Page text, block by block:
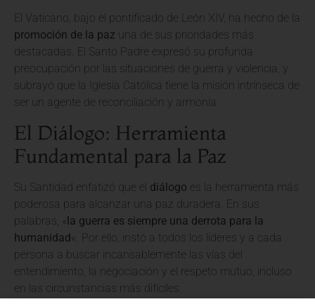
El Vaticano, bajo el pontificado de León XIV, ha hecho de la
promoción de la paz una de sus prioridades más
destacadas. El Santo Padre expresó su profunda
preocupación por las situaciones de guerra y violencia, y
subrayó que la Iglesia Católica tiene la misión intrínseca de
ser un agente de reconciliación y armonía.
El Diálogo: Herramienta
Fundamental para la Paz
Su Santidad enfatizó que el diálogo es la herramienta más
poderosa para alcanzar una paz duradera. En sus
palabras, « la guerra es siempre una derrota para la
humanidad«. Por ello, instó a todos los líderes y a cada
persona a buscar incansablemente las vías del
entendimiento, la negociación y el respeto mutuo, incluso
en las circunstancias más difíciles.